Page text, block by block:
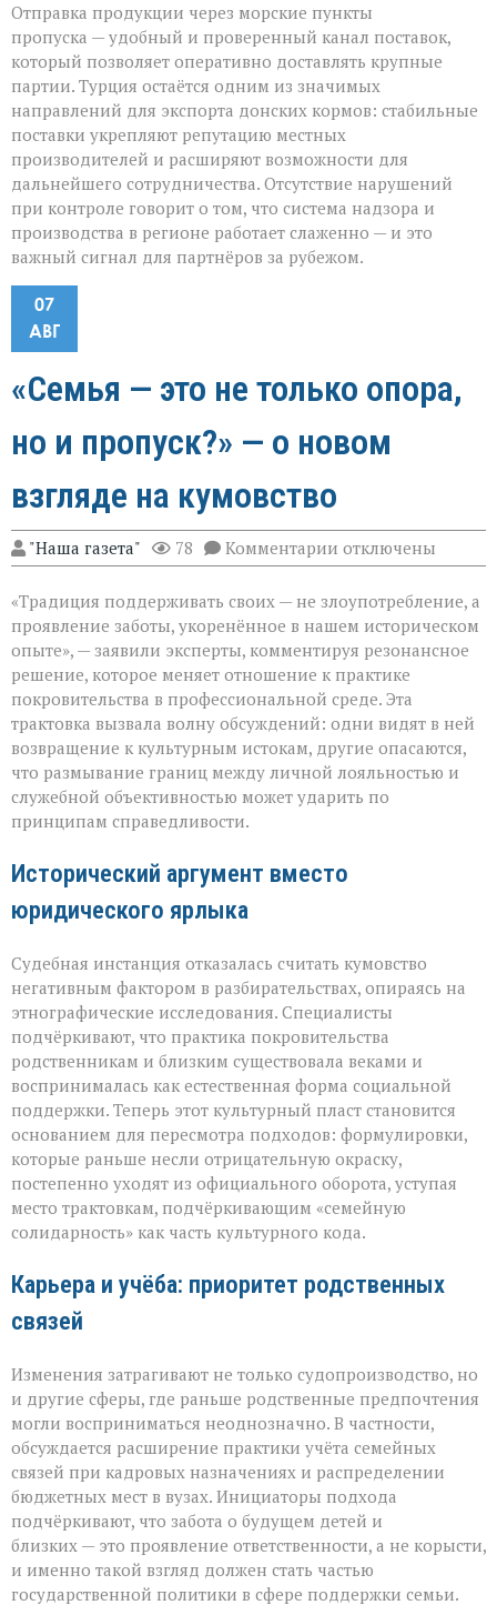
Отправка продукции через морские пункты
пропуска — удобный и проверенный канал поставок,
который позволяет оперативно доставлять крупные
партии. Турция остаётся одним из значимых
направлений для экспорта донских кормов: стабильные
поставки укрепляют репутацию местных
производителей и расширяют возможности для
дальнейшего сотрудничества. Отсутствие нарушений
при контроле говорит о том, что система надзора и
производства в регионе работает слаженно — и это
важный сигнал для партнёров за рубежом.
07
АВГ
«Семья — это не только опора,
но и пропуск?» — о новом
взгляде на кумовство
"Наша газета" 78 Комментарии к
записи
не
только
но
и
пропуск?» — о
новом
взгляде
на
кумовство
отключены
«Традиция поддерживать своих — не злоупотребление, а
проявление заботы, укоренённое в нашем историческом
опыте», — заявили эксперты, комментируя резонансное
решение, которое меняет отношение к практике
покровительства в профессиональной среде. Эта
трактовка вызвала волну обсуждений: одни видят в ней
возвращение к культурным истокам, другие опасаются,
что размывание границ между личной лояльностью и
служебной объективностью может ударить по
принципам справедливости.
Исторический аргумент вместо
юридического ярлыка
Судебная инстанция отказалась считать кумовство
негативным фактором в разбирательствах, опираясь на
этнографические исследования. Специалисты
подчёркивают, что практика покровительства
родственникам и близким существовала веками и
воспринималась как естественная форма социальной
поддержки. Теперь этот культурный пласт становится
основанием для пересмотра подходов: формулировки,
которые раньше несли отрицательную окраску,
постепенно уходят из официального оборота, уступая
место трактовкам, подчёркивающим «семейную
солидарность» как часть культурного кода.
Карьера и учёба: приоритет родственных
связей
Изменения затрагивают не только судопроизводство, но
и другие сферы, где раньше родственные предпочтения
могли восприниматься неоднозначно. В частности,
обсуждается расширение практики учёта семейных
связей при кадровых назначениях и распределении
бюджетных мест в вузах. Инициаторы подхода
подчёркивают, что забота о будущем детей и
близких — это проявление ответственности, а не корысти,
и именно такой взгляд должен стать частью
государственной политики в сфере поддержки семьи.